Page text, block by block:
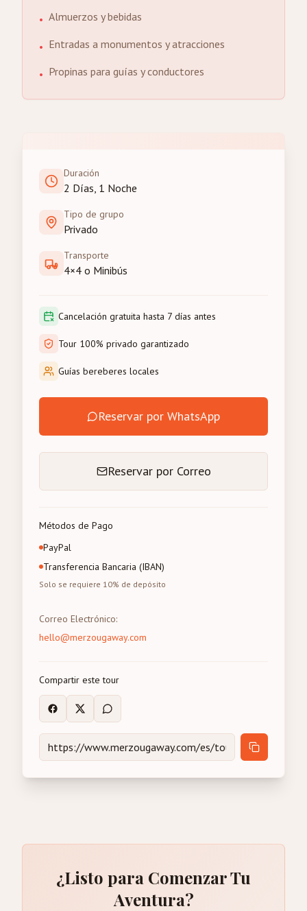
• Almuerzos y bebidas
• Entradas a monumentos y atracciones
• Propinas para guías y conductores
Duración
2 Días, 1 Noche
Tipo de grupo
Privado
Transporte
4×4 o Minibús
Cancelación gratuita hasta 7 días antes
Tour 100% privado garantizado
Guías bereberes locales
Reservar por WhatsApp
Reservar por Correo
Métodos de Pago
PayPal
Transferencia Bancaria (IBAN)
Solo se requiere 10% de depósito
Correo Electrónico:
hello@merzougaway.com
Compartir este tour
¿Listo para Comenzar Tu
Aventura?